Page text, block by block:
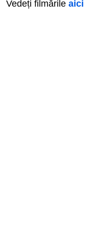
Vedeți filmările aici